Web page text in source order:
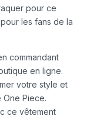
pour ce
les fans de la
commandant
en ligne.
votre style et
One Piece.
ce vêtement